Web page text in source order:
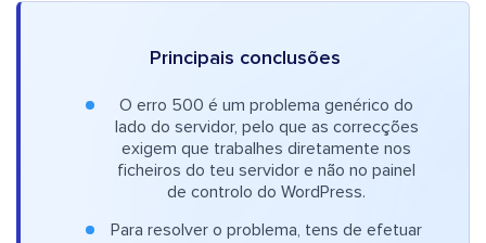
Principais conclusões
O erro 500 é um problema genérico do
lado do servidor, pelo que as correcções
exigem que trabalhes diretamente nos
ficheiros do teu servidor e não no painel
de controlo do WordPress.
Para resolver o problema, tens de efetuar